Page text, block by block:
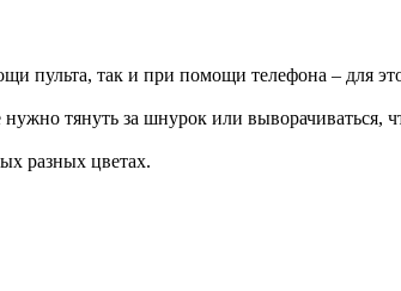
пульта, так и при помощи телефона – для
тянуть за шнурок или выворачиваться,
разных цветах.